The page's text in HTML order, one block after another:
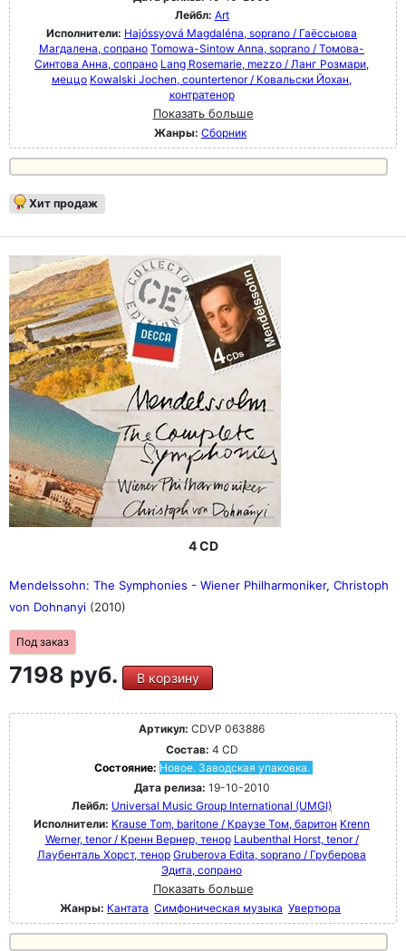
Лейбл: Art
Исполнители: Hajóssyová Magdaléna, soprano / Гаёссыова
Магдалена, сопрано Tomowa-Sintow Anna, soprano / Томова-
Синтова Анна, сопрано Lang Rosemarie, mezzo / Ланг Розмари,
меццо Kowalski Jochen, countertenor / Ковальски Йохан,
контратенор
Показать больше
Жанры: Сборник
Хит продаж
4 CD
Mendelssohn: The Symphonies - Wiener Philharmoniker, Christoph
von Dohnanyi (2010)
Под заказ
7198 руб. В корзину
Артикул: CDVP 063886
Состав: 4 CD
Состояние: Новое. Заводская упаковка.
Дата релиза: 19-10-2010
Лейбл: Universal Music Group International (UMGI)
Исполнители: Krause Tom, baritone / Краузе Том, баритон Krenn
Werner, tenor / Кренн Вернер, тенор Laubenthal Horst, tenor /
Лаубенталь Хорст, тенор Gruberova Edita, soprano / Груберова
Эдита, сопрано
Показать больше
Жанры: Кантата Симфоническая музыка Увертюра